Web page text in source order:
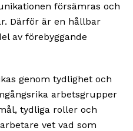
försämras och
Därför är en hållbar
av förebyggande
genom tydlighet och
arbetsgrupper
tydliga roller och
vet vad som